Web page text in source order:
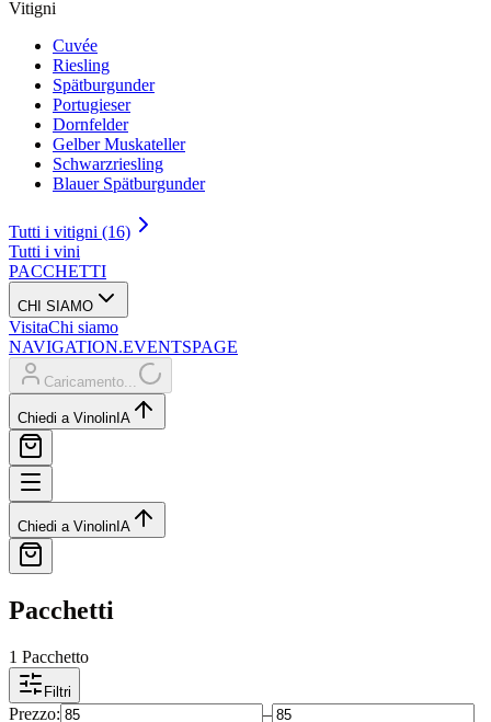
Vitigni
Cuvée
Riesling
Spätburgunder
Portugieser
Dornfelder
Gelber Muskateller
Schwarzriesling
Blauer Spätburgunder
Tutti i vitigni (16)
Tutti i vini
PACCHETTI
CHI SIAMO
VisitaChi siamo
NAVIGATION.EVENTSPAGE
Caricamento...
Chiedi a Vinolin IA
Chiedi a Vinolin IA
Pacchetti
1 Pacchetto
Filtri
Prezzo:
–